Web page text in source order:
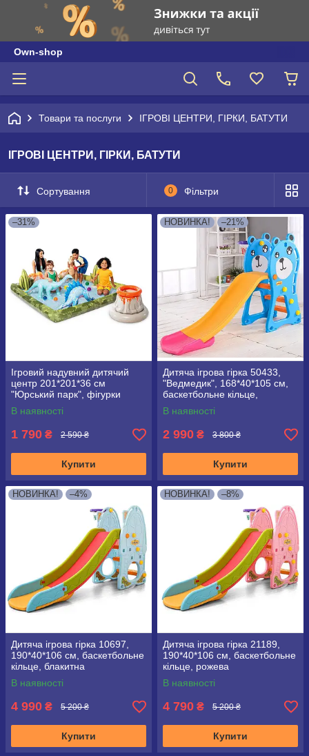
Own-shop
Товари та послуги ІГРОВІ ЦЕНТРИ, ГІРКИ, БАТУТИ
ІГРОВІ ЦЕНТРИ, ГІРКИ, БАТУТИ
Сортування 0 Фільтри
–31%
Ігровий надувний дитячий
центр 201*201*36 см
"Юрський парк", фігурки
динозаврів, кактуси, 56132
В наявності
1 790 ₴ 2 590 ₴
Купити
НОВИНКА! –21%
Дитяча ігрова гірка 50433,
"Ведмедик", 168*40*105 см,
баскетбольне кільце,
блакитна
В наявності
2 990 ₴ 3 800 ₴
Купити
НОВИНКА! –4%
Дитяча ігрова гірка 10697,
190*40*106 см, баскетбольне
кільце, блакитна
В наявності
4 990 ₴ 5 200 ₴
Купити
НОВИНКА! –8%
Дитяча ігрова гірка 21189,
190*40*106 см, баскетбольне
кільце, рожева
В наявності
4 790 ₴ 5 200 ₴
Купити